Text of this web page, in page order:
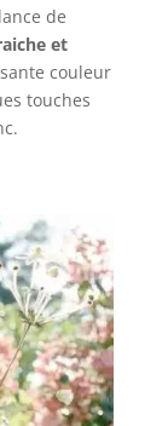
de
et
couleur
touches